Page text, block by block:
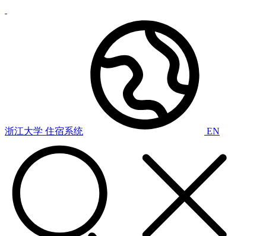
浙江大学 住宿系统 EN